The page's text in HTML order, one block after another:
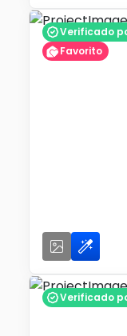
Verificado
Favorito
Verificado